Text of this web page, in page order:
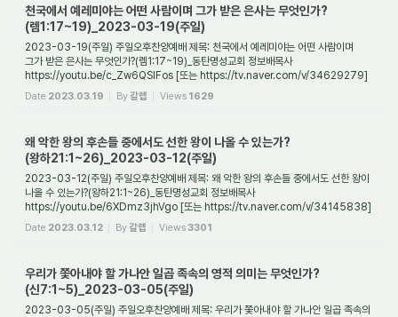
천국에서 예레미야는 어떤 사람이며 그가 받은 은사는 무엇인가?
(렘1:17~19)_2023-03-19(주일)
2023-03-19(주일) 주일오후찬양예배 제목: 천국에서 예레미야는 어떤 사람이며
그가 받은 은사는 무엇인가?(렘1:17~19)_동탄명성교회 정보배목사
https://youtu.be/c_Zw6QSIFos [또는 https://tv.naver.com/v/34629279]
1. 들어 가며 예레미야서는 구약의 4대 ...
Date 2023.03.19 By갈렙 Views 1629
왜 악한 왕의 후손들 중에서도 선한 왕이 나올 수 있는가?
(왕하21:1~26)_2023-03-12(주일)
2023-03-12(주일) 주일오후찬양예배 제목: 왜 악한 왕의 후손들 중에서도 선한 왕이
나올 수 있는가?(왕하21:1~26)_동탄명성교회 정보배목사
https://youtu.be/6XDmz3jhVgo [또는 https://tv.naver.com/v/34145838]
1. 들어가며 남유다 왕국의 역대 왕들을 살...
Date 2023.03.12 By갈렙 Views3301
우리가 쫓아내야 할 가나안 일곱 족속의 영적 의미는 무엇인가?
(신7:1~5)_2023-03-05(주일)
2023-03-05(주일) 주일오후찬양예배 제목: 우리가 쫓아내야 할 가나안 일곱 족속의